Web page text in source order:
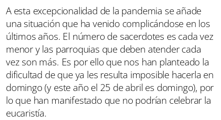
A esta excepcionalidad de la pandemia se añade
una situación que ha venido complicándose en los
últimos años. El número de sacerdotes es cada vez
menor y las parroquias que deben atender cada
vez son más. Es por ello que nos han planteado la
dificultad de que ya les resulta imposible hacerla en
domingo (y este año el 25 de abril es domingo), por
lo que han manifestado que no podrían celebrar la
eucaristía.